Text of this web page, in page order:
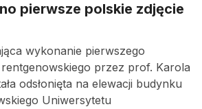
pierwsze polskie zdjęcie
wykonanie pierwszego
przez prof. Karola
odsłonięta na elewacji budynku
Uniwersytetu